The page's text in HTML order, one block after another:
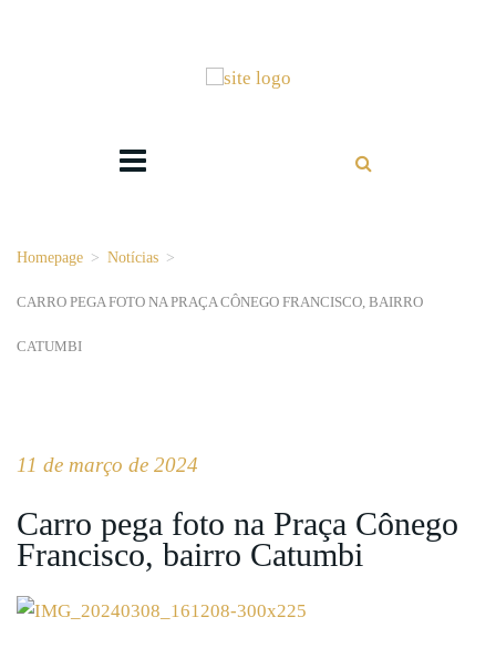
Homepage > Notícias >
CARRO PEGA FOTO NA PRAÇA CÔNEGO FRANCISCO, BAIRRO
CATUMBI
11 de março de 2024
Carro pega foto na Praça Cônego
Francisco, bairro Catumbi